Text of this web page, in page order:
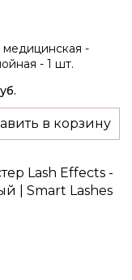
-
- 1 шт.
в корзину